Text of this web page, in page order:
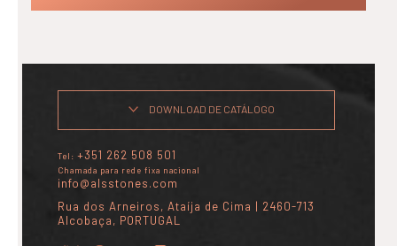
DOWNLOAD DE CATÁLOGO
Tel: +351 262 508 501
Chamada para rede fixa nacional
info@alsstones.com
Rua dos Arneiros, Ataíja de Cima | 2460-713
Alcobaça, PORTUGAL